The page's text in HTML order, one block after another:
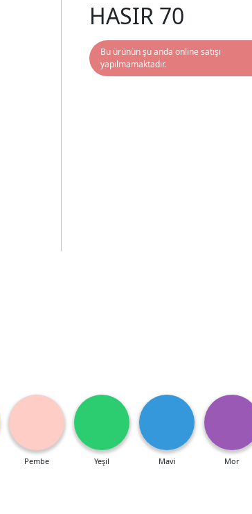
HASIR 70
Bu ürünün şu anda online satışı
yapılmamaktadır.
Pembe Yeşil Mavi Mor